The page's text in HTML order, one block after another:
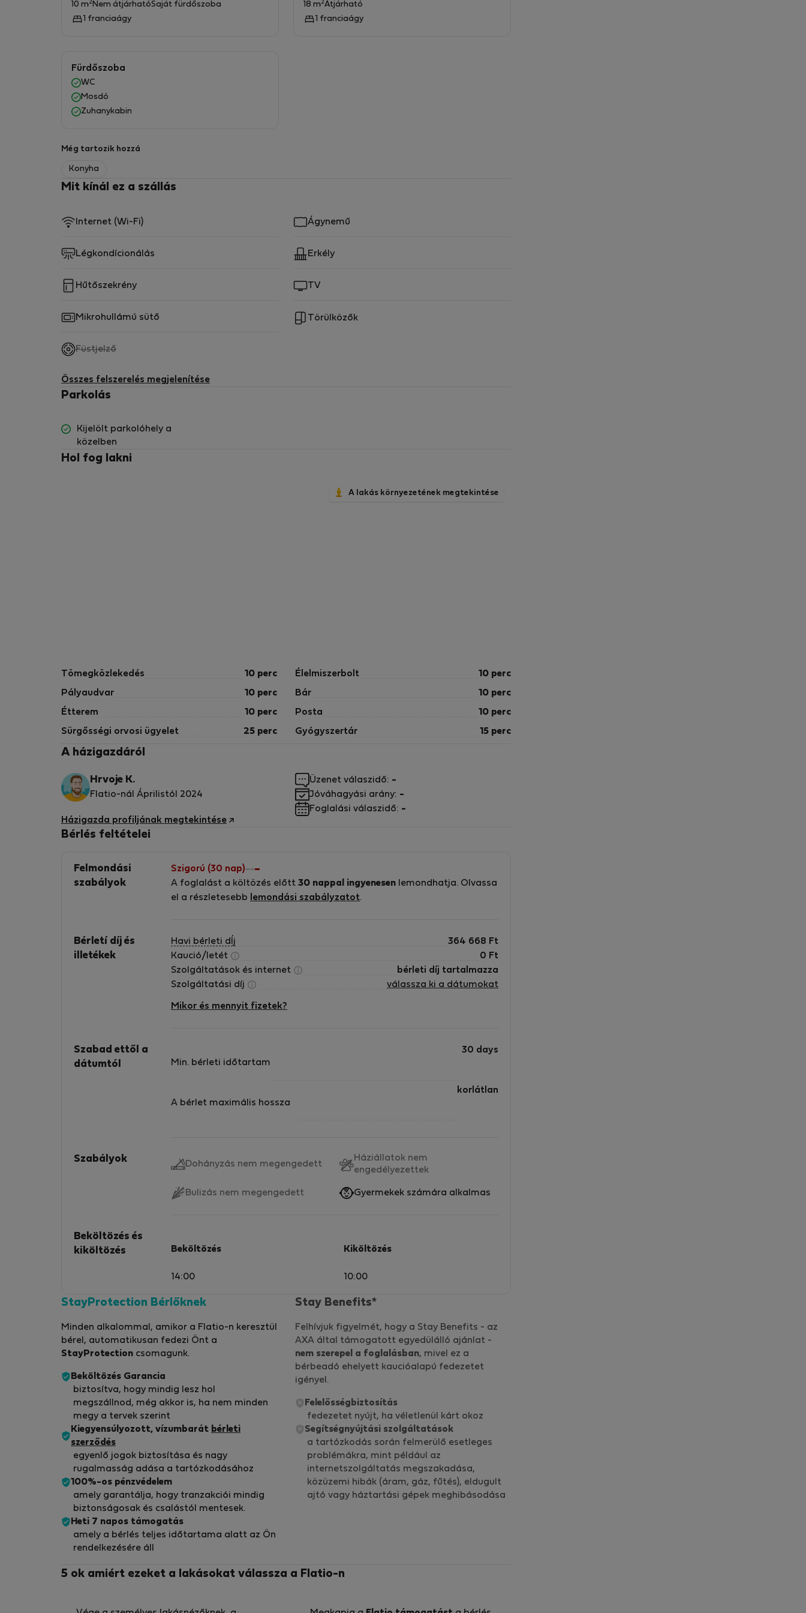
10 m2 Nem átjárhatóSaját fürdőszoba
1 franciaágy
18 m2Átjárható
1 franciaágy
Fürdőszoba
WC
Mosdó
Zuhanykabin
Még tartozik hozzá
Konyha
Mit kínál ez a szállás
Internet (Wi-Fi) Ágynemű
Légkondícionálás Erkély
Hűtőszekrény TV
Mikrohullámú sütő Törülközők
Füstjelző,
elérhető
Összes felszerelés megjelenítése
Parkolás
Kijelölt parkolóhely a
közelben
Hol fog lakni
A lakás környezetének megtekintése
Tömegközlekedés 10 perc Élelmiszerbolt 10 perc
Pályaudvar 10 perc Bár 10 perc
Étterem 10 perc Posta 10 perc
Sürgősségi orvosi ügyelet 25 perc Gyógyszertár 15 perc
A házigazdáról
Hrvoje K.
Flatio-nál Áprilistól 2024
We are Family owned business in hospitality for
more than 20 years. We have been hosting
countries.
Házigazda profiljának megtekintése
Üzenet válaszidő: -
Jóváhagyási arány: -
Foglalási válaszidő: -
Bérlés feltételei
Felmondási
szabályok
Szigorú (30 nap)
A foglalást a költözés előtt 30 nappal ingyenesen lemondhatja. Olvassa
el a részletesebb
lemondási szabályzatot.
Bérletí díj és
illetékek
Havi bérleti dÍj 364 668 Ft
Kaució/letét
0 Ft
Szolgáltatások és internet
bérleti díj tartalmazza
Szolgáltatási díj
válassza ki a dátumokat
Mikor és mennyit fizetek?
Szabad ettől a
dátumtól
Min. bérleti időtartam
30 days
A bérlet maximális hossza
korlátlan
Szabályok Dohányzás nem megengedett
Háziállatok nem
engedélyezettek
Bulizás nem megengedett Gyermekek számára alkalmas
Beköltözés és
kiköltözés
Beköltözés
14:00
Kiköltözés
10:00
StayProtection Bérlőknek
Minden alkalommal, amikor a Flatio-n keresztül
bérel, automatikusan fedezi Önt a
StayProtection csomagunk.
Beköltözés Garancia
biztosítva, hogy mindig lesz hol
megszállnod, még akkor is, ha nem minden
megy a tervek szerint
Kiegyensúlyozott, vízumbarát bérleti
szerződés
egyenlő jogok biztosítása és nagy
rugalmasság adása a tartózkodásához
100%-os pénzvédelem
amely garantálja, hogy tranzakciói mindig
biztonságosak és csalástól mentesek.
Heti 7 napos támogatás
amely a bérlés teljes időtartama alatt az Ön
rendelkezésére áll
Stay Benefits*
Felhívjuk figyelmét, hogy a Stay Benefits - az
AXA által támogatott egyedülálló ajánlat -
nem szerepel a foglalásban, mivel ez a
bérbeadó ehelyett kaucióalapú fedezetet
igényel.
Felelősségbiztosítás
fedezetet nyújt, ha véletlenül kárt okoz
Segítségnyújtási szolgáltatások
a tartózkodás során felmerülő esetleges
problémákra, mint például az
internetszolgáltatás megszakadása,
közüzemi hibák (áram, gáz, fűtés), eldugult
ajtó vagy háztartási gépek meghibásodása
5 ok amiért ezeket a lakásokat válassza a Flatio-n